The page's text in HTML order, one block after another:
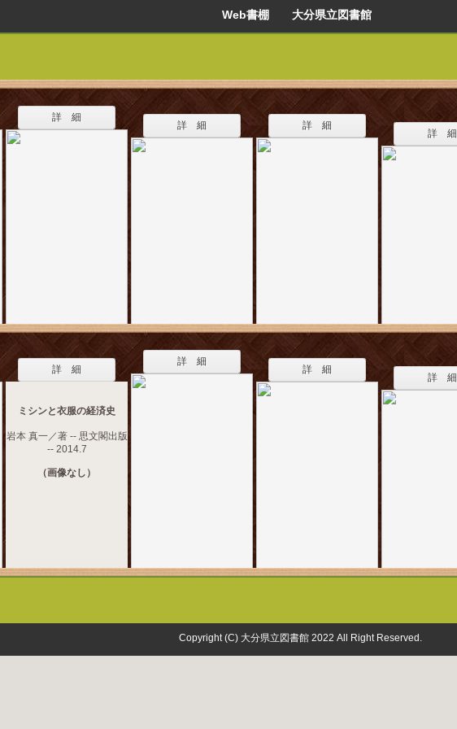
Web書棚 大分県立図書館
詳 細
詳 細 詳 細
詳 細
詳 細
ミシンと衣服の経済史
岩本 真一／著 -- 思文閣出版
-- 2014.7
（画像なし）
詳 細
詳 細
詳 細
Copyright (C) 大分県立図書館 2022 All Right Reserved.